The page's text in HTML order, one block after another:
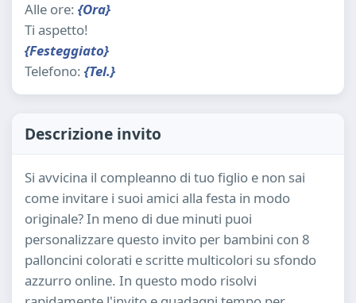
Alle ore: {Ora}
Ti aspetto!
{Festeggiato}
Telefono: {Tel.}
Descrizione invito
Si avvicina il compleanno di tuo figlio e non sai
come invitare i suoi amici alla festa in modo
originale? In meno di due minuti puoi
personalizzare questo invito per bambini con 8
palloncini colorati e scritte multicolori su sfondo
azzurro online. In questo modo risolvi